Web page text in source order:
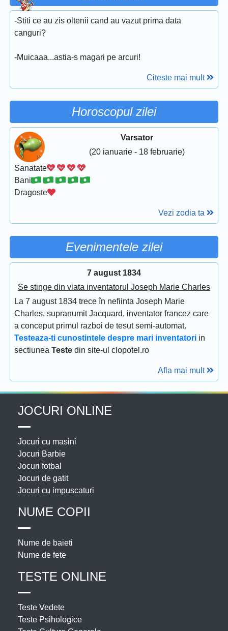
-Stiti ce au zis oltenii cand au vazut prima data
canguri?
-Muicaaa...astia-s magari pe arcuri!
Citeste mai mult
Horoscopul zilei
Varsator
(20 ianuarie - 18 februarie)
Sanatate
Bani
Dragoste
Vezi zodia ta
Evenimentele zilei
7 august 1834
Se stinge din viata inventatorul Joseph Marie Charles
La 7 august 1834 trece în nefiinta Joseph Marie
Charles, supranumit Jacquard, inventator francez care
a conceput primul razboi de tesut semi-automat.
Testeaza-ti cunostintele despre mari inventatori in
sectiunea Teste din site-ul clopotel.ro
Afla mai mult
JOCURI ONLINE
Jocuri cu masini
Jocuri Barbie
Jocuri fotbal
Jocuri de gatit
Jocuri cu impuscaturi
NUME COPII
Nume de baieti
Nume de fete
TESTE ONLINE
Teste Vedete
Teste Psihologice